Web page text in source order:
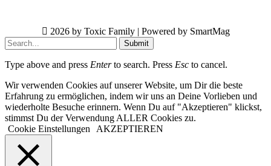
2026 by Toxic Family | Powered by SmartMag
Submit
Type above and press Enterto search. Press Esc to cancel.
Wir verwenden Cookies auf unserer Website, um Dir die beste
Erfahrung zu ermöglichen, indem wir uns an Deine Vorlieben und
wiederholte Besuche erinnern. Wenn Du auf "Akzeptieren" klickst,
stimmst Du der Verwendung ALLER Cookies zu.
Cookie Einstellungen
AKZEPTIEREN